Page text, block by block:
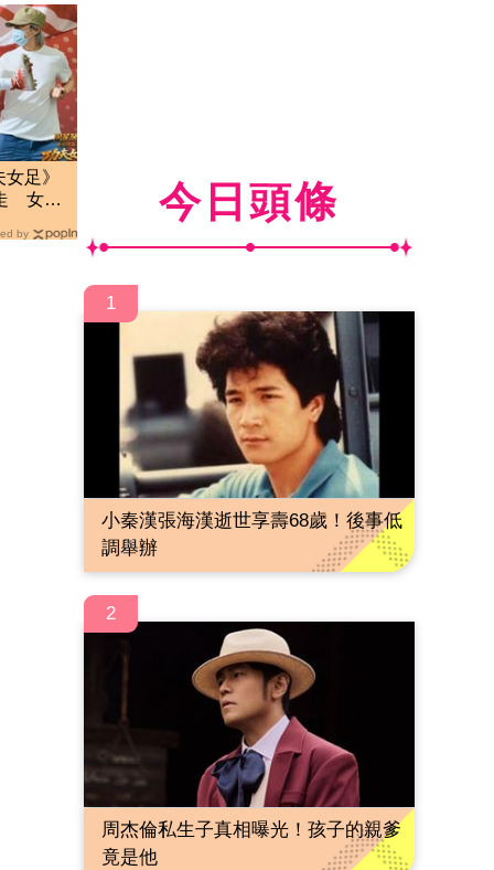
足》
女主
by
今日頭條
1
小秦漢張海漢逝世享壽68歲！後事低
調舉辦
2
周杰倫私生子真相曝光！孩子的親爹
竟是他